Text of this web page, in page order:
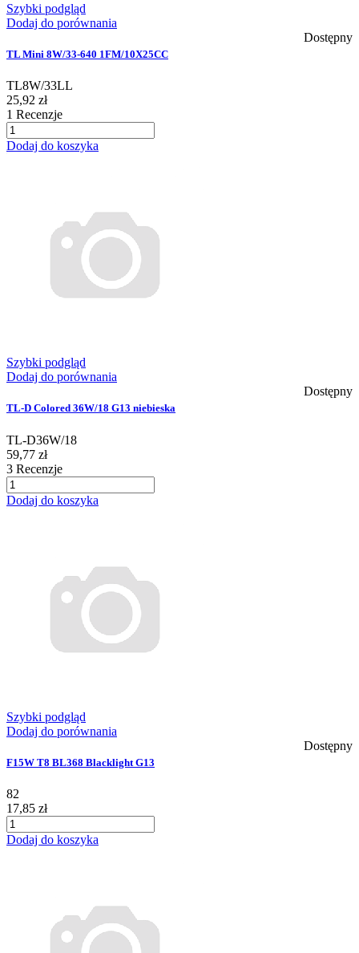
Szybki podgląd
Dodaj do porównania
Dostępny
TL Mini 8W/33-640 1FM/10X25CC
TL8W/33LL
25,92 zł
1 Recenzje
Dodaj do koszyka
Szybki podgląd
Dodaj do porównania
Dostępny
TL-D Colored 36W/18 G13 niebieska
TL-D36W/18
59,77 zł
3 Recenzje
Dodaj do koszyka
Szybki podgląd
Dodaj do porównania
Dostępny
F15W T8 BL368 Blacklight G13
82
17,85 zł
Dodaj do koszyka